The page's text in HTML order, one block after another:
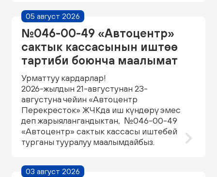
05 август 2026
№046-00-49 «Автоцентр»
сактык кассасынын иштөө
тартиби боюнча маалымат
Урматтуу кардарлар!
2026-жылдын 21-августунан 23-
августуна чейин «Автоцентр
Перекресток» ЖЧКда иш күндөрү эмес
деп жарыялангандыктан, №046-00-49
«Автоцентр» сактык кассасы иштебей
турганы тууралуу маалымдайбыз.
03 август 2026